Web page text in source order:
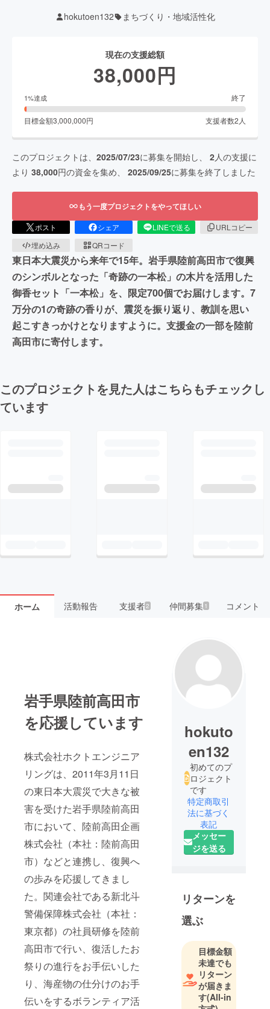
hokutoen132 まちづくり・地域活性化
現在の支援総額
38,000円
1%達成 終了
目標金額3,000,000円 支援者数2 人
このプロジェクトは、 2025/07/23に募集を開始し、 2人の支援に
より 38,000円の資金を集め、 2025/09/25に募集を終了しました
もう一度プロジェクトをやってほしい
ポスト シェア LINEで送る
URLコピー
埋め込み
QRコード
東日本大震災から来年で15年。岩手県陸前高田市で復興
のシンボルとなった「奇跡の一本松」の木片を活用した
御香セット「一本松」を、限定700個でお届けします。7
万分の1の奇跡の香りが、震災を振り返り、教訓を思い
起こすきっかけとなりますように。支援金の一部を陸前
高田市に寄付します。
このプロジェクトを見た人はこちらもチェックし
ています
ホーム 活動報告 支援者2 仲間募集 1 コメント
岩手県陸前高田市
を応援しています
株式会社ホクトエンジニア
リングは、2011年3月11日
の東日本大震災で大きな被
害を受けた岩手県陸前高田
市において、陸前高田企画
株式会社（本社：陸前高田
市）などと連携し、復興へ
の歩みを応援してきまし
た。関連会社である新北斗
警備保障株式会社（本社：
東京都）の社員研修を陸前
高田市で行い、復活したお
祭りの進行をお手伝いした
り、海産物の仕分けのお手
伝いをするボランティア活
hokuto
en132
初めてのプ
ロジェクト
です
特定商取引
法に基づく
表記
メッセー
ジを送る
リターンを
選ぶ
目標金額
未達でも
リターン
が届きま
す(All-in